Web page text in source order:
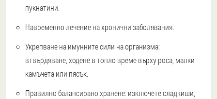
пукнатини.
Навременно лечение на хронични заболявания.
Укрепване на имунните сили на организма:
втвърдяване, ходене в топло време върху роса, малки
камъчета или пясък.
Правилно балансирано хранене: изключете сладкиши,